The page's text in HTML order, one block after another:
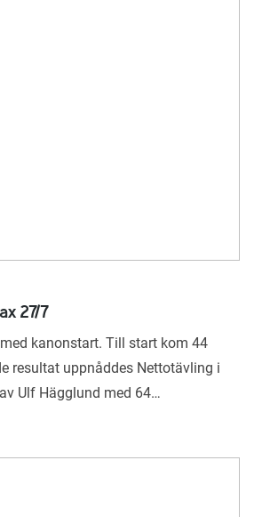
27/7
kanonstart. Till start kom 44
resultat uppnåddes Nettotävling i
Ulf Hägglund med 64…